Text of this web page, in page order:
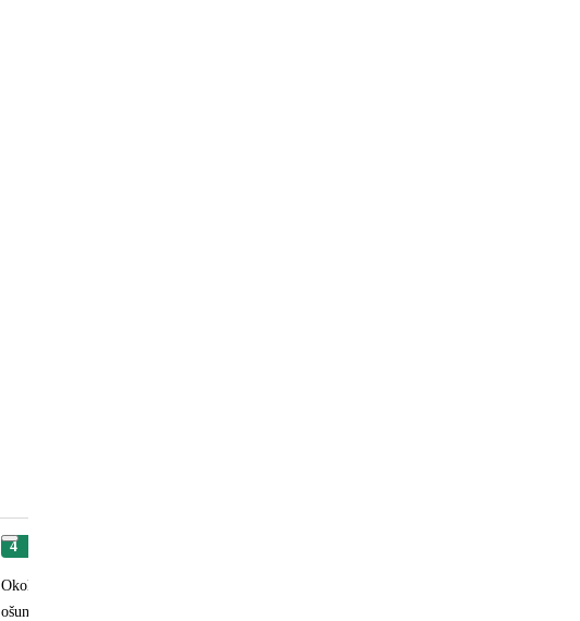
4
Okolí velmi pěkné, dobrá dostupnost do lázní. Pokoj v podkroví, dal se vyvětrat, velká
ošuntělý.